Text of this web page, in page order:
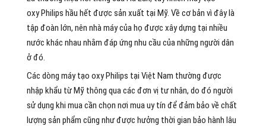
oxy Philips hầu hết được sản xuất tại Mỹ. Về cơ bản vì đây là
tập đoàn lớn, nên nhà máy của họ được xây dựng tại nhiều
nước khác nhau nhằm đáp ứng nhu cầu của những người dân
ở đó.
Các dòng máy tạo oxy Philips tại Việt Nam thường được
nhập khẩu từ Mỹ thông qua các đơn vị tư nhân, do đó người
sử dụng khi mua cần chọn nơi mua uy tín để đảm bảo về chất
lượng sản phẩm cũng như được hưởng thời gian bảo hành lâu